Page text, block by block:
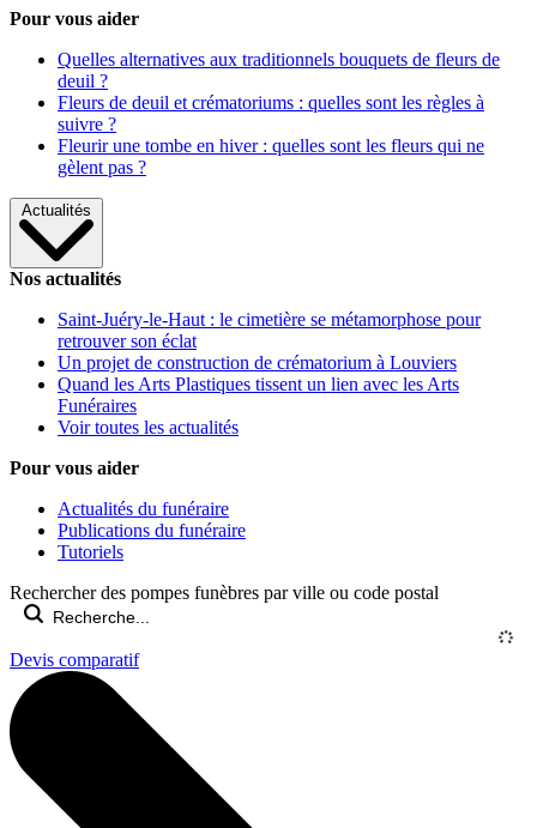
Pour vous aider
Quelles alternatives aux traditionnels bouquets de fleurs de
deuil ?
Fleurs de deuil et crématoriums : quelles sont les règles à
suivre ?
Fleurir une tombe en hiver : quelles sont les fleurs qui ne
gèlent pas ?
Actualités
Nos actualités
Saint-Juéry-le-Haut : le cimetière se métamorphose pour
retrouver son éclat
Un projet de construction de crématorium à Louviers
Quand les Arts Plastiques tissent un lien avec les Arts
Funéraires
Voir toutes les actualités
Pour vous aider
Actualités du funéraire
Publications du funéraire
Tutoriels
Rechercher des pompes funèbres par ville ou code postal
Devis comparatif